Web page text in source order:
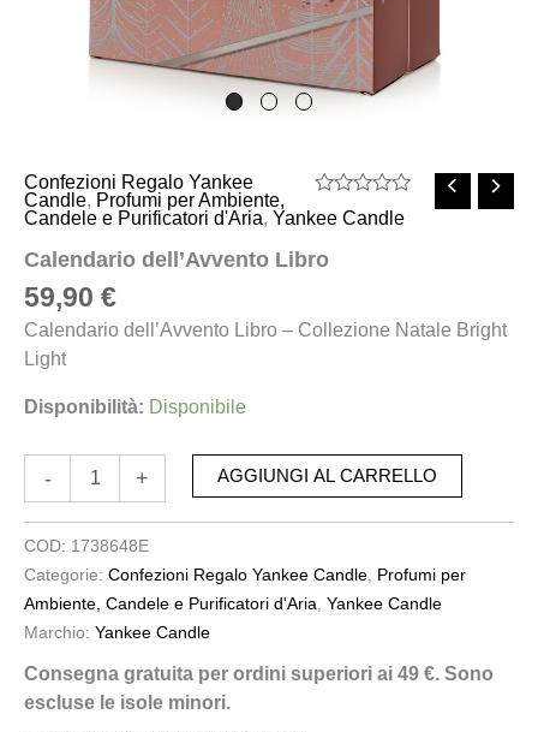
Valutato
0
5
Confezioni Regalo Yankee
Candle, Profumi per Ambiente,
Candele e Purificatori d'Aria, Yankee Candle
Calendario dell’Avvento Libro
59,90 €
Calendario dell’Avvento Libro – Collezione Natale Bright
Light
Disponibilità: Disponibile
- + AGGIUNGI AL CARRELLO
COD: 1738648E
Categorie: Confezioni Regalo Yankee Candle Profumi per
Ambiente, Candele e Purificatori d'Aria Yankee Candle
Marchio: Yankee Candle
Consegna gratuita per ordini superiori ai 49 €. Sono
escluse le isole minori.